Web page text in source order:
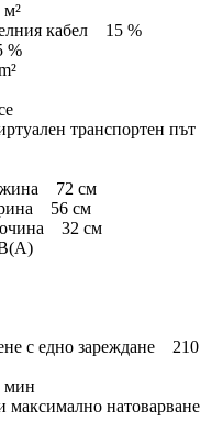
кабел 15 %
%
транспортен път
72 см
56 см
32 см
с едно зареждане 210
мин
максимално натоварване